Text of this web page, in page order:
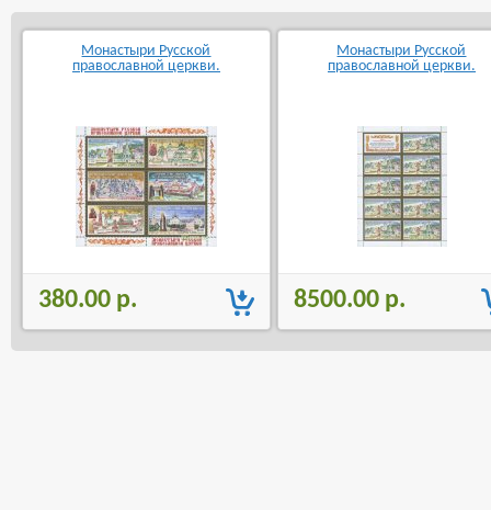
Монастыри Русской
православной церкви.
380.00 р.
Монастыри Русской
православной церкви.
8500.00 р.